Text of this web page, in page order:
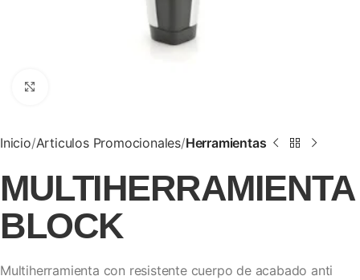
Inicio Articulos Promocionales Herramientas
MULTIHERRAMIENTA
BLOCK
Multiherramienta con resistente cuerpo de acabado anti